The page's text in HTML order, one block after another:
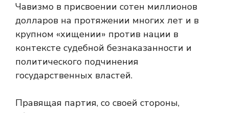
Чавизмо в присвоении сотен миллионов
долларов на протяжении многих лет и в
крупном «хищении» против нации в
контексте судебной безнаказанности и
политического подчинения
государственных властей.
Правящая партия, со своей стороны,